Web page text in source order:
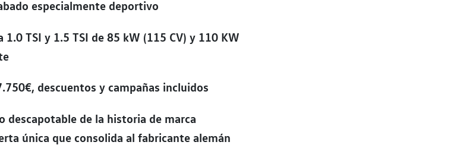
especialmente deportivo
TSI y 1.5 TSI de 85 kW (115 CV) y 110 KW
descuentos y campañas incluidos
descapotable de la historia de marca
única que consolida al fabricante alemán